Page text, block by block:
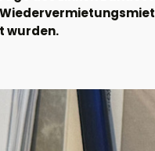
wurden.